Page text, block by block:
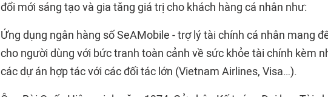
đổi mới sáng tạo và gia tăng giá trị cho khách hàng cá nhân như:
Ứng dụng ngân hàng số SeAMobile - trợ lý tài chính cá nhân mang
cho người dùng với bức tranh toàn cảnh về sức khỏe tài chính kèm
các dự án hợp tác với các đối tác lớn (Vietnam Airlines, Visa…).